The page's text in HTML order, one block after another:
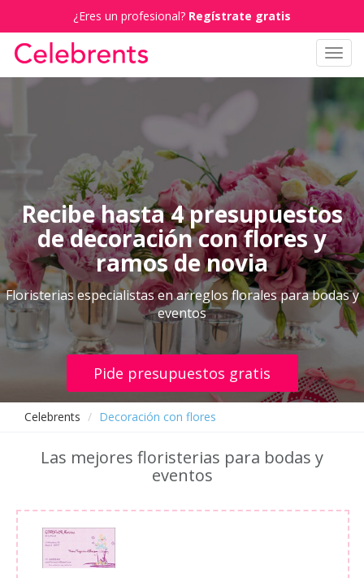
¿Eres un profesional? Regístrate gratis
Recibe hasta 4 presupuestos
de decoración con flores y
ramos de novia
Floristerias especialistas en arreglos florales para bodas y
eventos
Pide presupuestos gratis
Celebrents Decoración con flores
Las mejores floristerias para bodas y
eventos